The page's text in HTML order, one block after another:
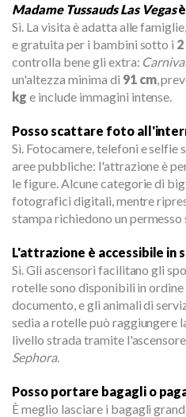
Madame Tussauds Las Vegas
Sì. La visita è adatta alle
e gratuita per i bambini sotto i
controlla bene gli extra:
un'altezza minima di 91 cm,
kg e include immagini intense.
Posso scattare foto
Sì. Fotocamere, telefoni e selfie
aree pubbliche: l'attrazione è
le figure. Alcune categorie di
fotografici digitali, mentre
stampa richiedono un permesso
L'attrazione è accessibile in
Sì. Gli ascensori facilitano gli
rotelle sono disponibili in ordine
documento, e gli animali di
sedia a rotelle può raggiungere
livello strada tramite
Sephora.
Posso portare bagagli o
È meglio lasciare i bagagli